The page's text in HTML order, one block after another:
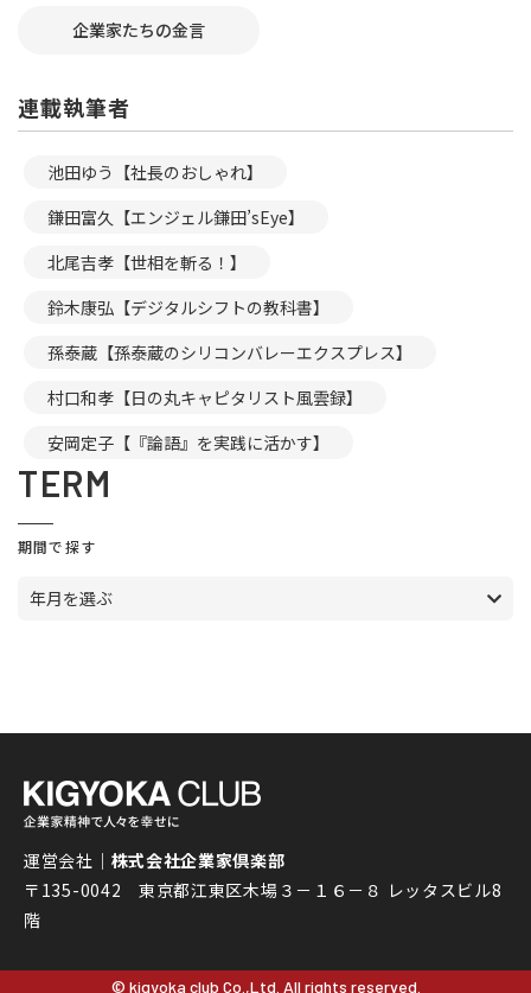
企業家たちの金言
連載執筆者
池田ゆう【社長のおしゃれ】
鎌田富久【エンジェル鎌田’sEye】
北尾吉孝【世相を斬る！】
鈴木康弘【デジタルシフトの教科書】
孫泰蔵【孫泰蔵のシリコンバレーエクスプレス】
村口和孝【日の丸キャピタリスト風雲録】
安岡定子【『論語』を実践に活かす】
TERM
期間で探す
年月を選ぶ
運営会社｜ 株式会社企業家倶楽部
〒135-0042 東京都江東区木場３－１６－８ レッタスビル8
階
© kigyoka club Co.,Ltd. All rights reserved.